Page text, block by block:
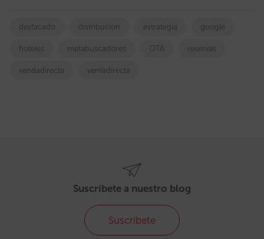
destacado distribucion estrategia google
hoteles metabuscadores OTA reservas
vendadirecta ventadirecta
Suscríbete a nuestro blog
Suscríbete